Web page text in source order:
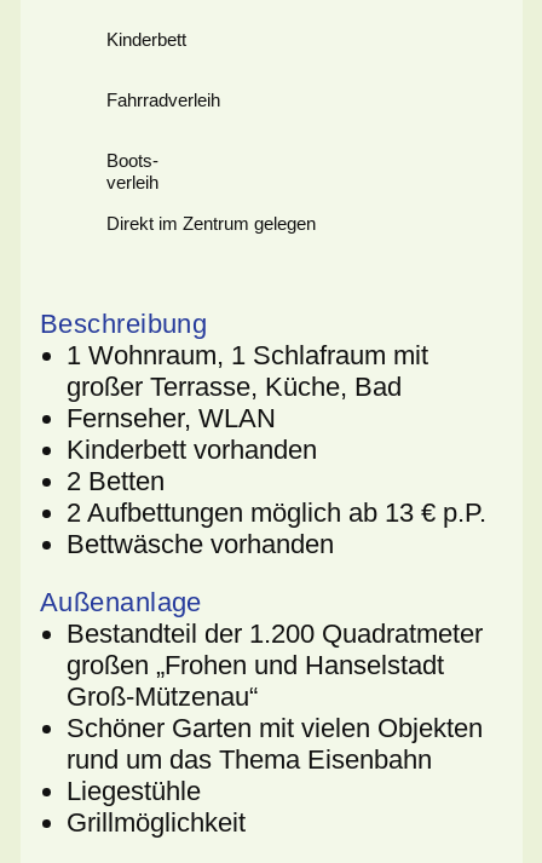
Kinderbett
Fahrradverleih
Boots-
verleih
Direkt im Zentrum gelegen
Beschreibung
1 Wohnraum, 1 Schlafraum mit
großer Terrasse, Küche, Bad
Fernseher, WLAN
Kinderbett vorhanden
2 Betten
2 Aufbettungen möglich ab 13 € p.P.
Bettwäsche vorhanden
Außenanlage
Bestandteil der 1.200 Quadratmeter
großen „Frohen und Hanselstadt
Groß-Mützenau“
Schöner Garten mit vielen Objekten
rund um das Thema Eisenbahn
Liegestühle
Grillmöglichkeit